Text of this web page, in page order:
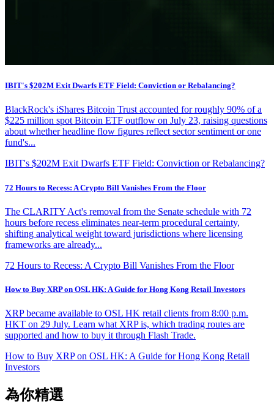
IBIT's $202M Exit Dwarfs ETF Field: Conviction or Rebalancing?
BlackRock's iShares Bitcoin Trust accounted for roughly 90% of a
$225 million spot Bitcoin ETF outflow on July 23, raising questions
about whether headline flow figures reflect sector sentiment or one
fund's...
IBIT's $202M Exit Dwarfs ETF Field: Conviction or Rebalancing?
72 Hours to Recess: A Crypto Bill Vanishes From the Floor
The CLARITY Act's removal from the Senate schedule with 72
hours before recess eliminates near-term procedural certainty,
shifting analytical weight toward jurisdictions where licensing
frameworks are already...
72 Hours to Recess: A Crypto Bill Vanishes From the Floor
How to Buy XRP on OSL HK: A Guide for Hong Kong Retail Investors
XRP became available to OSL HK retail clients from 8:00 p.m.
HKT on 29 July. Learn what XRP is, which trading routes are
supported and how to buy it through Flash Trade.
How to Buy XRP on OSL HK: A Guide for Hong Kong Retail
Investors
為你精選